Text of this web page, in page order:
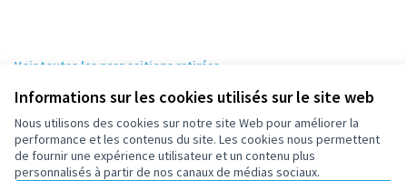
Informations sur les cookies utilisés sur le site web
Nous utilisons des cookies sur notre site Web pour améliorer la
performance et les contenus du site. Les cookies nous permettent
de fournir une expérience utilisateur et un contenu plus
personnalisés à partir de nos canaux de médias sociaux.
Voir toutes les propositions retirées
Conditions d'utilisation
Paramètres des cookies
participez.nanterre.fr sur X
participez.nanterre.fr sur Facebook
participez.nanterre.fr sur Instagram
participez.nanterre.fr sur YouTube
participez.nanterre.fr sur GitHub